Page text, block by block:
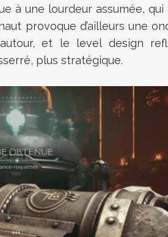
à une lourdeur assumée,
provoque d’ailleurs une
et le level design
plus stratégique.